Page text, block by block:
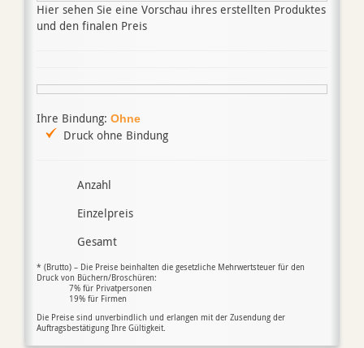
Hier sehen Sie eine Vorschau ihres erstellten Produktes
und den finalen Preis
Ihre Bindung: Ohne
Druck ohne Bindung
Anzahl
Einzelpreis
Gesamt
* (Brutto) – Die Preise beinhalten die gesetzliche Mehrwertsteuer für den
Druck von Büchern/Broschüren:
7% für Privatpersonen
19% für Firmen
Die Preise sind unverbindlich und erlangen mit der Zusendung der
Auftragsbestätigung Ihre Gültigkeit.